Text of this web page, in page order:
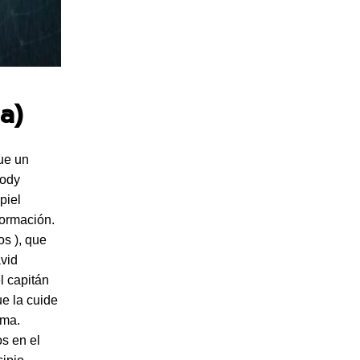
un
), que
capitán
la cuide
en el